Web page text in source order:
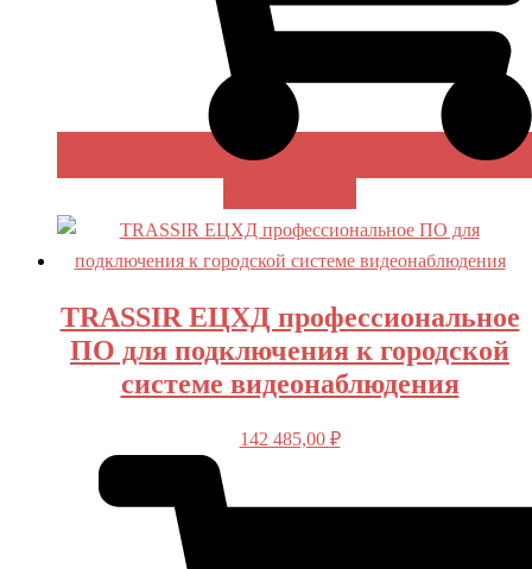
TRASSIR ЕЦХД профессиональное
ПО для подключения к городской
системе видеонаблюдения
142 485,00 ₽